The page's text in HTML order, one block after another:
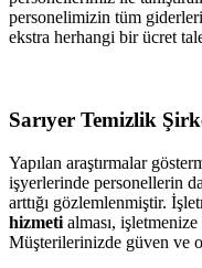
personelimizin tüm
ekstra herhangi bir ücret
Sarıyer Temizlik
Yapılan araştırmalar
işyerlerinde personellerin
arttığı gözlemlenmiştir.
hizmeti alması,
Müşterilerinizde güven ve